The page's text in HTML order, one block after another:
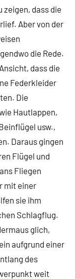
zeigen, dass die
Aber von der
die Rede.
dass die
Federkleider
Die
Hautlappen,
usw.,
Daraus gingen
Flügel und
Fliegen
mit einer
sie ihm
Schlagflug.
glich,
aufgrund einer
des
weit